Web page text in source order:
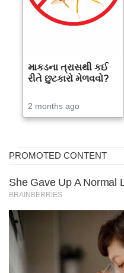
માકડના ત્રાસથી કઈ
રીતે છુટકારો મેળવવો?
2 months ago